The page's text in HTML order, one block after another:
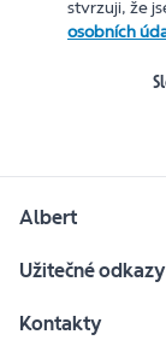
stvrzuji, že
osobních
Albert
Užitečné odkazy
Kontakty